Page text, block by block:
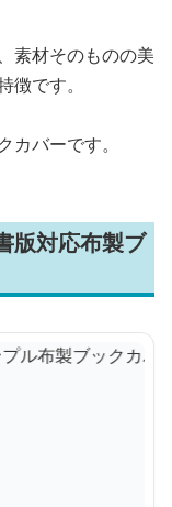
素材そのものの美
です。
バーです。
版対応布製ブ